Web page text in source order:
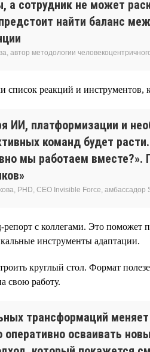
а сотрудник не может
найти баланс
автор методологии
список реакций и инструментов,
ИИ, платформизации и
команд будет
мы работаем вместе?».
PHD, CEO Invisible Force, амбассадор
с коллегами. Это поможет
инструменты адаптации.
круглый стол. Формат
свою работу.
трансформаций
осваивать